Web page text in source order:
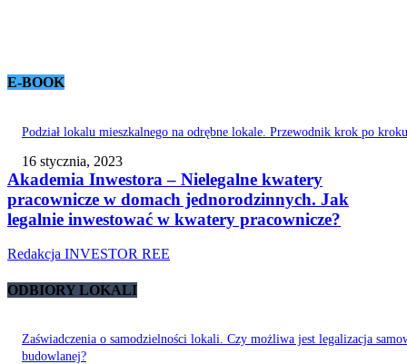
E-BOOK
Podział lokalu mieszkalnego na odrębne lokale. Przewodnik krok po kroku
16 stycznia, 2023
Akademia Inwestora – Nielegalne kwatery
pracownicze w domach jednorodzinnych. Jak
legalnie inwestować w kwatery pracownicze?
Redakcja INVESTOR REE
ODBIORY LOKALI
Zaświadczenia o samodzielności lokali. Czy możliwa jest legalizacja
budowlanej?